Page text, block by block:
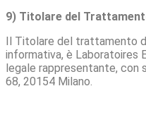
9) Titolare del
Il Titolare del trattamento
informativa, è Laboratoires
legale rappresentante, con
68, 20154 Milano.